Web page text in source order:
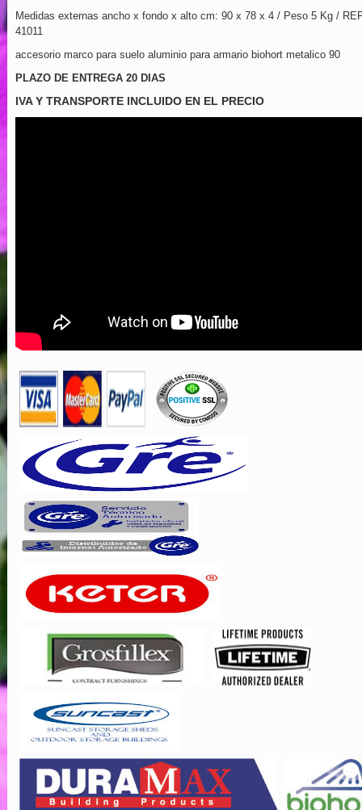
Medidas externas ancho x fondo x alto cm: 90 x 78 x 4 / Peso 5 Kg /
41011
accesorio marco para suelo aluminio para armario biohort metalico 90
PLAZO DE ENTREGA 20 DIAS
IVA Y TRANSPORTE INCLUIDO EN EL PRECIO